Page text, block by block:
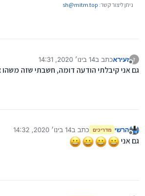
ניתן ליצור קשר: sh@mitm.top
ז זעיראכתב ב14 בינו׳ 2020, 14:31
נערך לאחרונה על ידי
גם אני קיבלתי הודעה דומה, חשבתי שזה משהו
מנותק
הרשי מדריכים כתב ב14 בינו׳ 2020, 14:32
נערך לאחרונה על ידי
גם אני